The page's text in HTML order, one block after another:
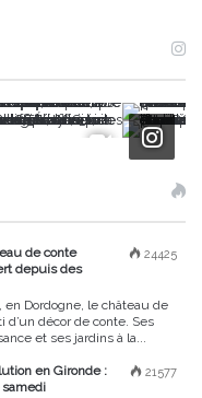
24425
de conte
depuis des
Dordogne, le château de
décor de conte. Ses
et ses jardins à la...
21577
en Gironde :
samedi